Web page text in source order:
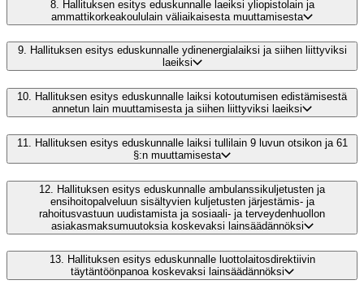
8. Hallituksen esitys eduskunnalle laeiksi yliopistolain ja
ammattikorkeakoululain väliaikaisesta muuttamisesta
9. Hallituksen esitys eduskunnalle ydinenergialaiksi ja siihen liittyviksi
laeiksi
10. Hallituksen esitys eduskunnalle laiksi kotoutumisen edistämisestä
annetun lain muuttamisesta ja siihen liittyviksi laeiksi
11.
Hallituksen esitys eduskunnalle laiksi tullilain 9 luvun otsikon ja 61
§:n muuttamisesta
12. Hallituksen esitys eduskunnalle ambulanssikuljetusten ja
ensihoitopalveluun sisältyvien kuljetusten järjestämis- ja
rahoitusvastuun uudistamista ja sosiaali- ja terveydenhuollon
asiakasmaksumuutoksia koskevaksi lainsäädännöksi
13. Hallituksen esitys eduskunnalle luottolaitosdirektiivin
täytäntöönpanoa koskevaksi lainsäädännöksi